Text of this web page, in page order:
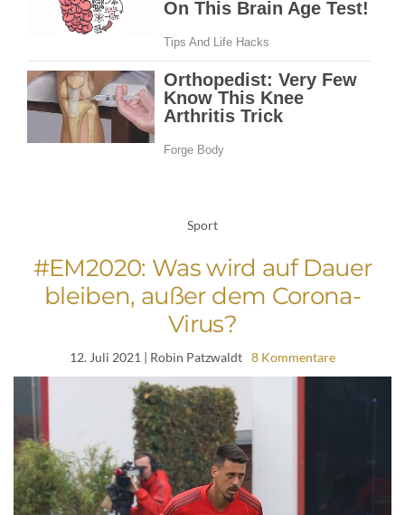
Sport
#EM2020: Was wird auf Dauer
bleiben, außer dem Corona-
Virus?
12. Juli 2021 | Robin Patzwaldt 8 Kommentare